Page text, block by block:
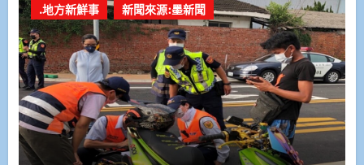
.地方新鮮事 新聞來源:墨新聞